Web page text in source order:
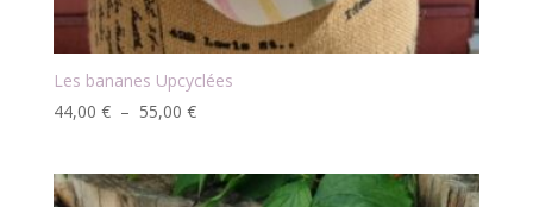
Les bananes Upcyclées
44,00 € – 55,00 €Plage
44,00 €